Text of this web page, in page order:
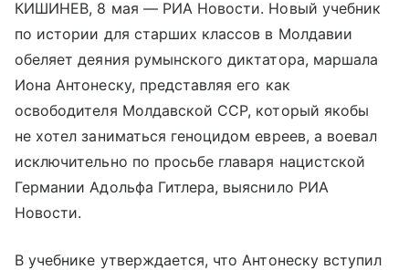
КИШИНЕВ, 8 мая — РИА Новости. Новый учебник
по истории для старших классов в Молдавии
обеляет деяния румынского диктатора, маршала
Иона Антонеску, представляя его как
освободителя Молдавской ССР, который якобы
не хотел заниматься геноцидом евреев, а воевал
исключительно по просьбе главаря нацистской
Германии Адольфа Гитлера, выяснило РИА
Новости.
В учебнике утверждается, что Антонеску вступил